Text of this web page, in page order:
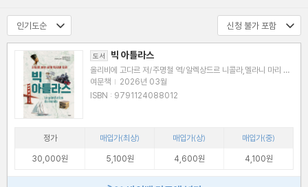
도서 빅 아틀라스
올리비에 고다르 저/주명철 역/알렉상드르 니콜라,멜라니 마리 제
작
여문책 | 2026년 03월
ISBN : 9791124088012
정가 매입가(최상) 매입가(상)
매입가(중)
30,000원
5,100원 4,600원 4,100원